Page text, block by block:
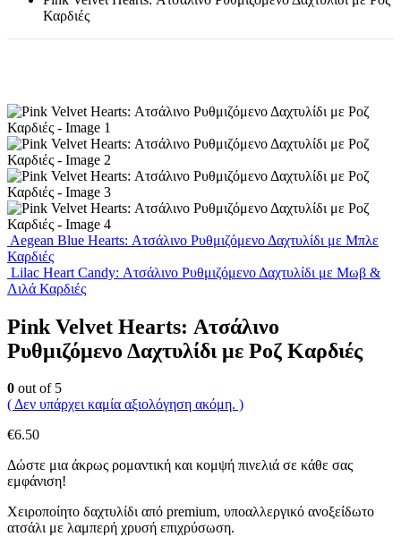
Καρδιές
Aegean Blue Hearts: Ατσάλινο Ρυθμιζόμενο Δαχτυλίδι με Μπλε
Καρδιές
Lilac Heart Candy: Ατσάλινο Ρυθμιζόμενο Δαχτυλίδι με Μωβ &
Λιλά Καρδιές
Pink Velvet Hearts: Ατσάλινο
Ρυθμιζόμενο Δαχτυλίδι με Ροζ Καρδιές
0 out of 5
( Δεν υπάρχει καμία αξιολόγηση ακόμη. )
€6.50
Δώστε μια άκρως ρομαντική και κομψή πινελιά σε κάθε σας
εμφάνιση!
Χειροποίητο δαχτυλίδι από premium, υποαλλεργικό ανοξείδωτο
ατσάλι με λαμπερή χρυσή επιχρύσωση.